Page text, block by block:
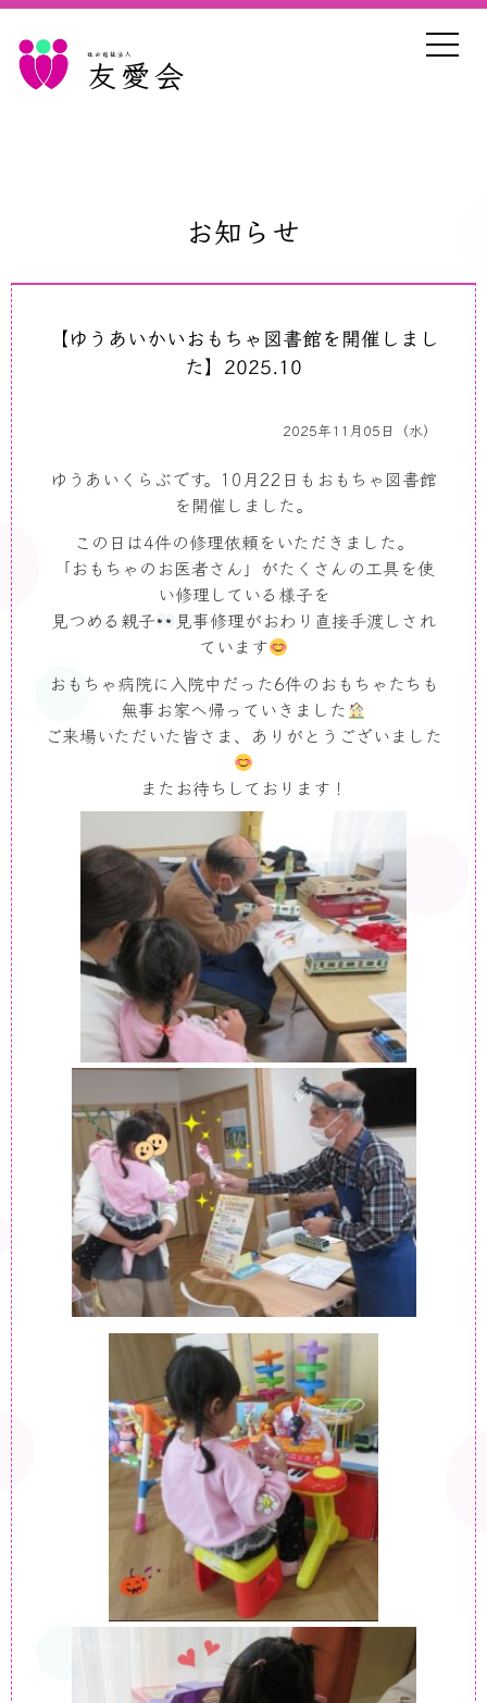
社会福祉法人
友愛会
お知らせ
【ゆうあいかいおもちゃ図書館を開催しまし
た】2025.10
2025年11月05日（水）
ゆうあいくらぶです。10月22日もおもちゃ図書館
を開催しました。
この日は4件の修理依頼をいただきました。
「おもちゃのお医者さん」がたくさんの工具を使
い修理している様子を
見つめる親子
見事修理がおわり直接手渡しされ
ています
おもちゃ病院に入院中だった6件のおもちゃたちも
無事お家へ帰っていきました
ご来場いただいた皆さま、ありがとうございました
またお待ちしております！